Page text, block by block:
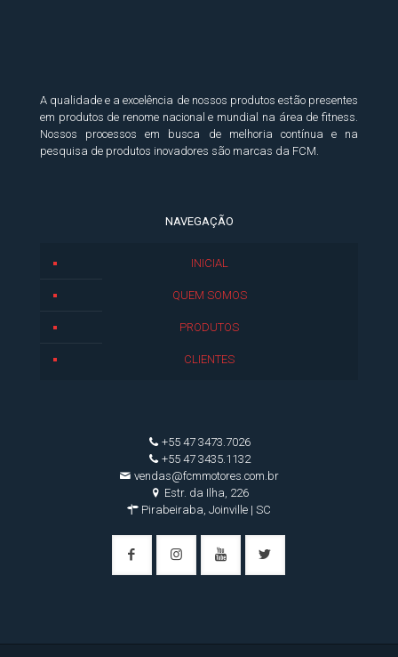
A qualidade e a excelência de nossos produtos estão presentes
em produtos de renome nacional e mundial na área de fitness.
Nossos processos em busca de melhoria contínua e na
pesquisa de produtos inovadores são marcas da FCM.
NAVEGAÇÃO
INICIAL
QUEM SOMOS
PRODUTOS
CLIENTES
+55 47 3473.7026
+55 47 3435.1132
vendas@fcmmotores.com.br
Estr. da Ilha, 226
Pirabeiraba, Joinville | SC